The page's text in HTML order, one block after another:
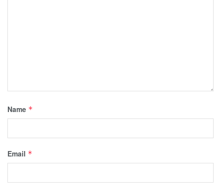
Name *
Email *